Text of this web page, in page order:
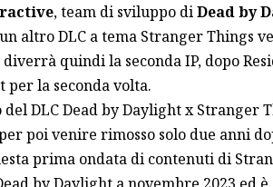
, team di sviluppo diDead by
altro DLC a tema Stranger Things
quindi la seconda IP, dopo
per la seconda volta.
DLC Dead by Daylight x Stranger
poi venire rimosso solo due anni
prima ondata di contenuti di